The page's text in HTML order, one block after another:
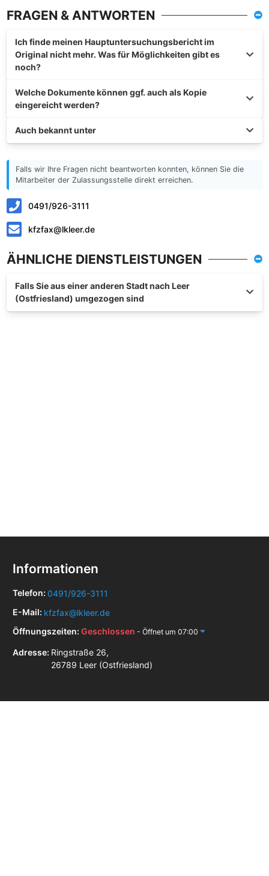
FRAGEN & ANTWORTEN
Ich finde meinen Hauptuntersuchungsbericht im
Original nicht mehr. Was für Möglichkeiten gibt es
noch?
Welche Dokumente können ggf. auch als Kopie
eingereicht werden?
Auch bekannt unter
Falls wir Ihre Fragen nicht beantworten konnten, können Sie die
Mitarbeiter der Zulassungsstelle direkt erreichen.
0491/926-3111
kfzfax@lkleer.de
ÄHNLICHE DIENSTLEISTUNGEN
Falls Sie aus einer anderen Stadt nach Leer
(Ostfriesland) umgezogen sind
Informationen
Telefon: 0491/926-3111
E-Mail: kfzfax@lkleer.de
Öffnungszeiten: Geschlossen - Öffnet um 07:00
Adresse: Ringstraße 26,
26789 Leer (Ostfriesland)